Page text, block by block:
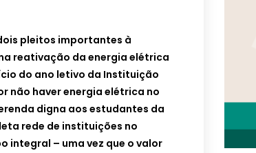
pleitos importantes à
reativação da energia elétrica
do ano letivo da Instituição
não haver energia elétrica no
digna aos estudantes da
rede de instituições no
integral – uma vez que o valor